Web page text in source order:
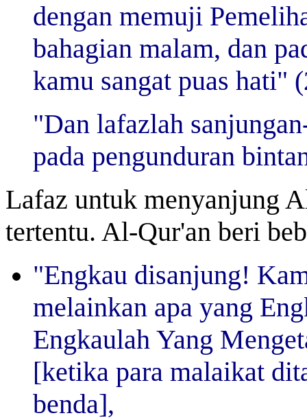
dengan memuji
bahagian malam, dan
kamu sangat puas hati"
"Dan lafazlah
pada pengunduran
Lafaz untuk menyanjung
tertentu. Al-Qur'an beri
"Engkau disanjung!
melainkan apa yang
Engkaulah Yang
[ketika para malaikat
benda],